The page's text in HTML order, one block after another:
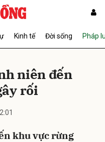
Kinh tế Đời sống Pháp
niên đến
rối
khu vực rừng